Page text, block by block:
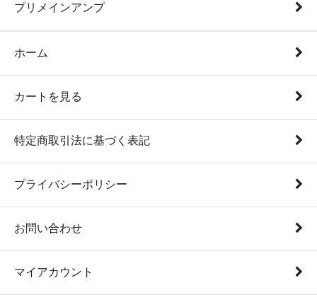
プリメインアンプ
ホーム
カートを見る
特定商取引法に基づく表記
プライバシーポリシー
お問い合わせ
マイアカウント